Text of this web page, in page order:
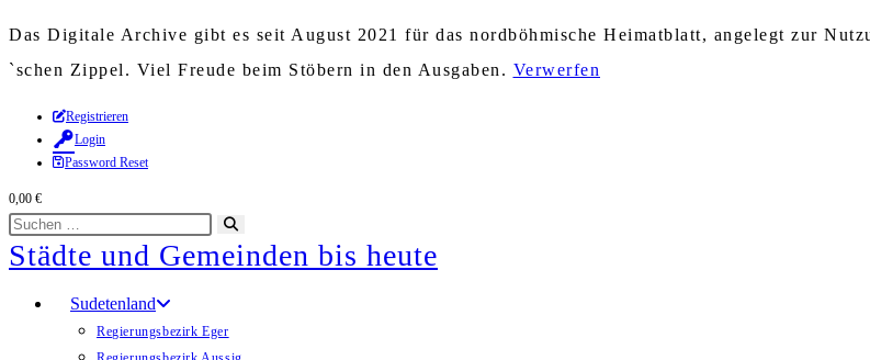
Das Digitale Archive gibt es seit August 2021 für das nordböhmische Heimatblatt, angelegt zur
`schen Zippel. Viel Freude beim Stöbern in den Ausgaben. Verwerfen
Zum
Inhalt
springen
Registrieren
Login
Password Reset
0,00 €
Diese
Website
durchsuchen
starten
Städte und Gemeinden bis heute
Sudetenland
Regierungsbezirk Eger